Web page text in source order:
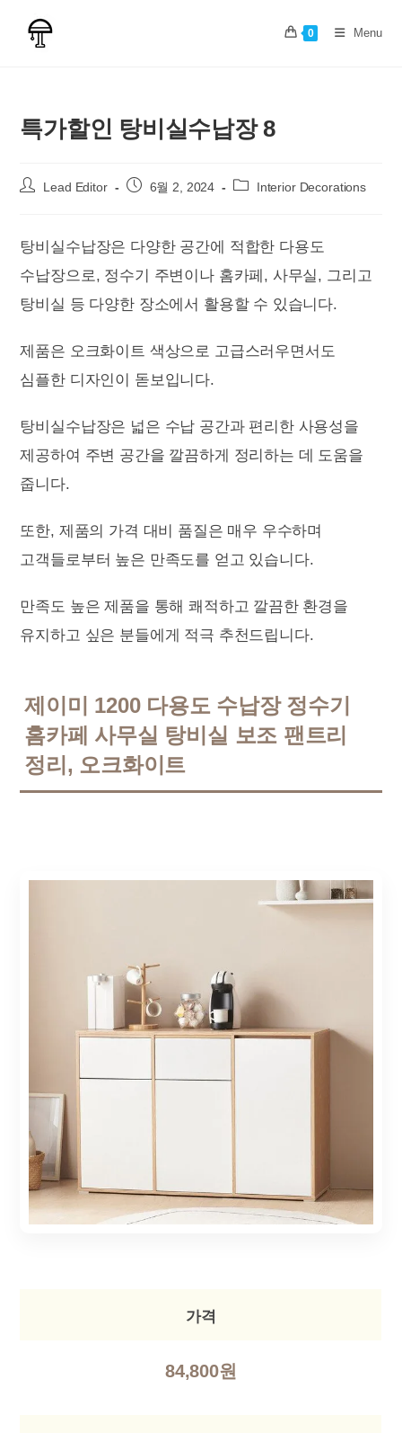
0 Menu
특가할인 탕비실수납장 8
Post Lead Editor
Post6월 2, 2024
Post Interior Decorations
탕비실수납장은 다양한 공간에 적합한 다용도
수납장으로, 정수기 주변이나 홈카페, 사무실, 그리고
탕비실 등 다양한 장소에서 활용할 수 있습니다.
제품은 오크화이트 색상으로 고급스러우면서도
심플한 디자인이 돋보입니다.
탕비실수납장은 넓은 수납 공간과 편리한 사용성을
제공하여 주변 공간을 깔끔하게 정리하는 데 도움을
줍니다.
또한, 제품의 가격 대비 품질은 매우 우수하며
고객들로부터 높은 만족도를 얻고 있습니다.
만족도 높은 제품을 통해 쾌적하고 깔끔한 환경을
유지하고 싶은 분들에게 적극 추천드립니다.
제이미 1200 다용도 수납장 정수기
홈카페 사무실 탕비실 보조 팬트리
정리, 오크화이트
가격
84,800원